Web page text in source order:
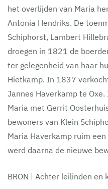
het overlijden van Maria
Antonia Hendriks. De
Schiphorst, Lambert
droegen in 1821 de
ter gelegenheid van haar
Hietkamp. In 1837
Jannes Haverkamp te
Maria met Gerrit
bewoners van Klein
Maria Haverkamp ruim
werd daarna de nieuwe
BRON | Achter leilinden